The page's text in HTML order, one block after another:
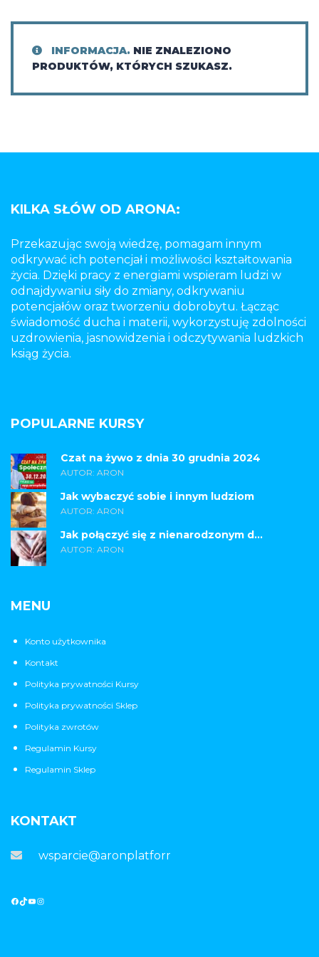
INFORMACJA. NIE ZNALEZIONO
PRODUKTÓW, KTÓRYCH SZUKASZ.
KILKA SŁÓW OD ARONA:
Przekazując swoją wiedzę, pomagam innym
odkrywać ich potencjał i możliwości kształtowania
życia. Dzięki pracy z energiami wspieram ludzi w
odnajdywaniu siły do zmiany, odkrywaniu
potencjałów oraz tworzeniu dobrobytu. Łącząc
świadomość ducha i materii, wykorzystuję zdolności
uzdrowienia, jasnowidzenia i odczytywania ludzkich
ksiąg życia.
POPULARNE KURSY
Czat na żywo z dnia 30 grudnia 2024
AUTOR: ARON
Jak wybaczyć sobie i innym ludziom
AUTOR: ARON
Jak połączyć się z nienarodzonym d...
AUTOR: ARON
MENU
Konto użytkownika
Kontakt
Polityka prywatności Kursy
Polityka prywatności Sklep
Polityka zwrotów
Regulamin Kursy
Regulamin Sklep
KONTAKT
wsparcie@aronplatforma.pl